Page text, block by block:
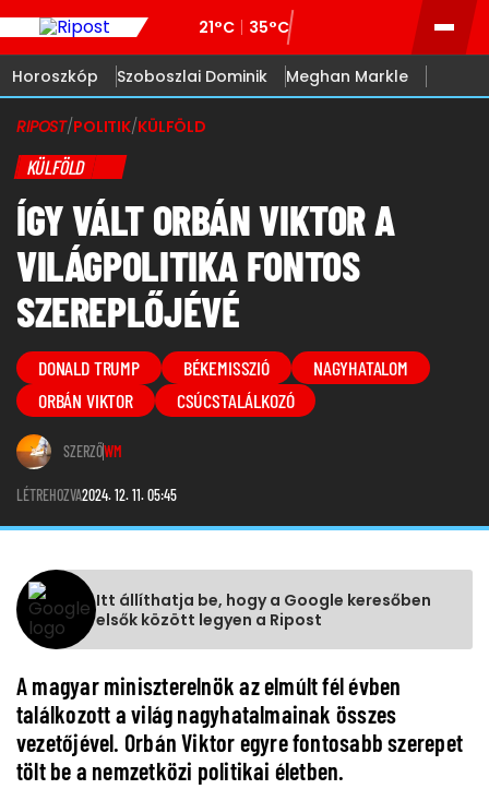
21°C 35°C
Horoszkóp Szoboszlai Dominik Meghan Markle
RIPOST/POLITIK/KÜLFÖLD
KÜLFÖLD
ÍGY VÁLT ORBÁN VIKTOR A
VILÁGPOLITIKA FONTOS
SZEREPLŐJÉVÉ
DONALD TRUMP BÉKEMISSZIÓ
NAGYHATALOM
ORBÁN VIKTOR
CSÚCSTALÁLKOZÓ
SZERZŐWM
LÉTREHOZVA2024. 12. 11. 05:45
Itt állíthatja be, hogy a Google keresőben
elsők között legyen a Ripost
A magyar miniszterelnök az elmúlt fél évben
találkozott a világ nagyhatalmainak összes
vezetőjével. Orbán Viktor egyre fontosabb szerepet
tölt be a nemzetközi politikai életben.